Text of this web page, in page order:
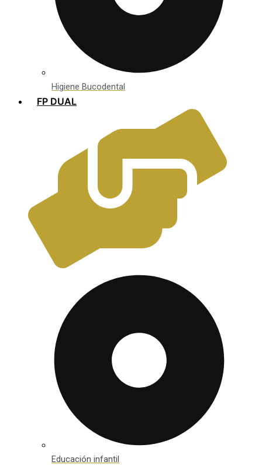
Higiene Bucodental
FP DUAL
Educación infantil